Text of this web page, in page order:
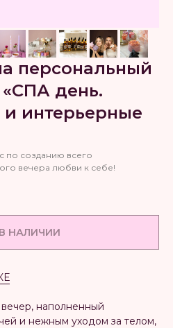
персональный
«СПА день.
и интерьерные
по созданию всего
вечера любви к себе!
НАЛИЧИИ
наполненный
и нежным уходом за телом,